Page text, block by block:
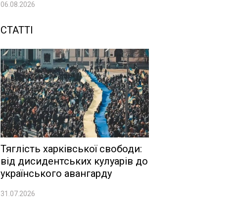
06.08.2026
СТАТТІ
Тяглість харківської свободи:
від дисидентських кулуарів до
українського авангарду
31.07.2026